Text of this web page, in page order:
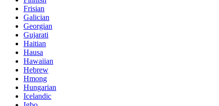
Frisian
Galician
Georgian
Gujarati
Haitian
Hausa
Hawaiian
Hebrew
Hmong
Hungarian
Icelandic